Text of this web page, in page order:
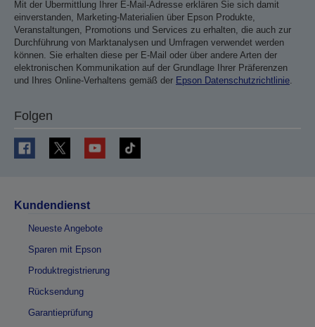
Mit der Übermittlung Ihrer E-Mail-Adresse erklären Sie sich damit
einverstanden, Marketing-Materialien über Epson Produkte,
Veranstaltungen, Promotions und Services zu erhalten, die auch zur
Durchführung von Marktanalysen und Umfragen verwendet werden
können. Sie erhalten diese per E-Mail oder über andere Arten der
elektronischen Kommunikation auf der Grundlage Ihrer Präferenzen
und Ihres Online-Verhaltens gemäß der Epson Datenschutzrichtlinie
Folgen
Kundendienst
Neueste Angebote
Sparen mit Epson
Produktregistrierung
Rücksendung
Garantieprüfung